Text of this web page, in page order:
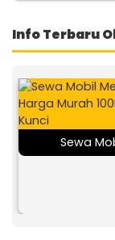
Info Terbaru
Sewa